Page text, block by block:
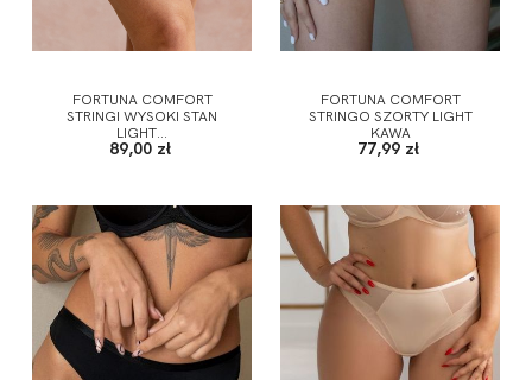
FORTUNA COMFORT
STRINGI WYSOKI STAN
LIGHT...
89,00 zł
FORTUNA COMFORT
STRINGO SZORTY LIGHT
KAWA
77,99 zł